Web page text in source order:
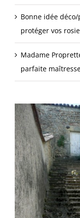
Bonne idée
protéger vos
Madame
parfaite